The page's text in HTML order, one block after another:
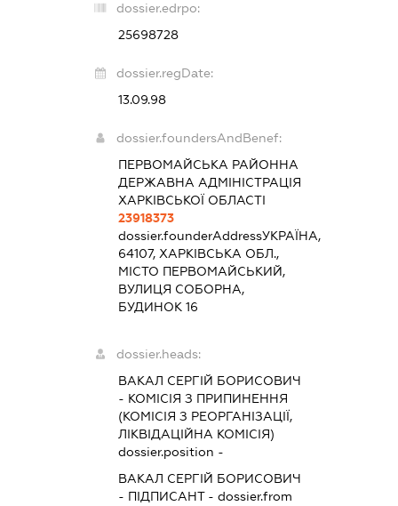
dossier.edrpo:
25698728
dossier.regDate:
13.09.98
dossier.foundersAndBenef:
ПЕРВОМАЙСЬКА РАЙОННА
ДЕРЖАВНА АДМІНІСТРАЦІЯ
ХАРКІВСЬКОЇ ОБЛАСТІ
23918373
dossier.founderAddressУКРАЇНА,
64107, ХАРКІВСЬКА ОБЛ.,
МІСТО ПЕРВОМАЙСЬКИЙ,
ВУЛИЦЯ СОБОРНА,
БУДИНОК 16
dossier.heads:
ВАКАЛ СЕРГІЙ БОРИСОВИЧ
- КОМІСІЯ З ПРИПИНЕННЯ
(КОМІСІЯ З РЕОРГАНІЗАЦІЇ,
ЛІКВІДАЦІЙНА КОМІСІЯ)
dossier.position -
ВАКАЛ СЕРГІЙ БОРИСОВИЧ
- ПІДПИСАНТ- dossier.from